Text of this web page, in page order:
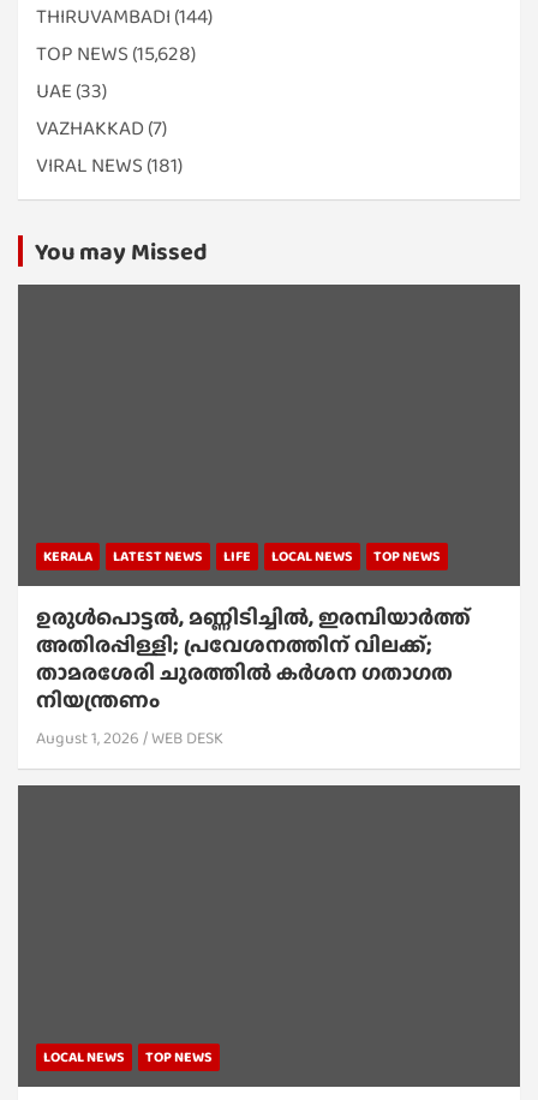
THIRUVAMBADI (144)
TOP NEWS (15,628)
UAE (33)
VAZHAKKAD(7)
VIRAL NEWS (181)
You may Missed
KERALA LATEST NEWS LIFE LOCAL NEWS TOP NEWS
ഉരുൾപൊട്ടൽ, മണ്ണിടിച്ചിൽ, ഇരമ്പിയാര്‍ത്ത്
അതിരപ്പിള്ളി; പ്രവേശനത്തിന് വിലക്ക്;
താമരശേരി ചുരത്തില്‍ കര്‍ശന ഗതാഗത
നിയന്ത്രണം
August 1, 2026 WEB DESK
LOCAL NEWS TOP NEWS